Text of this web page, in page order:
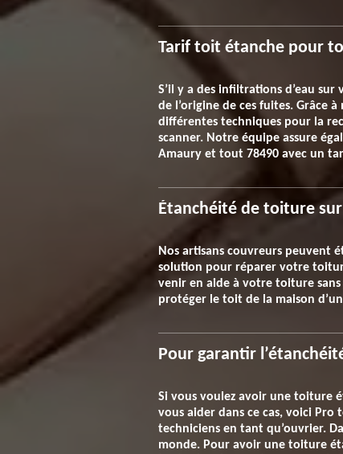
Tarif toit étanche pour
S’il y a des infiltrations d’eau
de l’origine de ces fuites. Grâce
différentes techniques pour la
scanner. Notre équipe assure
Amaury et tout 78490 avec un
Étanchéité de toiture
Nos artisans couvreurs peuvent
solution pour réparer votre
venir en aide à votre toiture
protéger le toit de la maison
Pour garantir
Si vous voulez avoir une toiture
vous aider dans ce cas, voici
techniciens en tant qu’ouvrier.
monde. Pour avoir une toiture